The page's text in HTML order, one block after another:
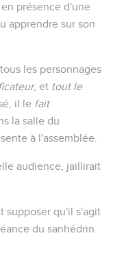
présence d'une
apprendre sur son
les personnages
, et tout le
il le fait
la salle du
à l'assemblée.
audience, jaillirait
supposer qu'il s'agit
du sanhédrin.